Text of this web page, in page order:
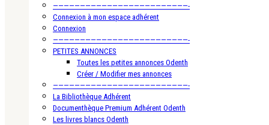
—————————————————————————-
Connexion à mon espace adhérent
Connexion
—————————————————————————-
PETITES ANNONCES
Toutes les petites annonces Odenth
Créer / Modifier mes annonces
—————————————————————————-
La Bibliothèque Adhérent
Documenthèque Premium Adhérent Odenth
Les livres blancs Odenth